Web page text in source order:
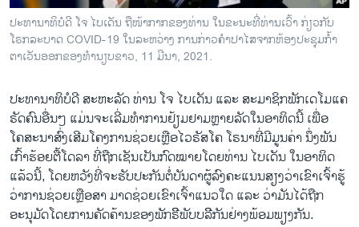
ວີດີໂອ
ສຽງ
ລາຍງານ
ພາສາຕ່າງໆ
ປະທານາທິບໍດີ ໂຈ ໄບເດັນ ຖືໜ້າກາກຂອງທ່ານ ໃນຂະນະທີ່ທ່ານເວົ້າ ກ່ຽວກັບ
ໂຣກລະບາດ COVID-19 ໃນລະຫວ່າງ ການກ່າວຄຳປາໄສຈາກຫ້ອງປະຊຸມກໍ້າ
ຕາເວັນອອກຂອງທຳນຽບຂາວ, 11 ມີນາ, 2021.
ປະທານາທິບໍດີ ສະຫະລັດ ທ່ານ ໂຈ ໄບເດັນ ແລະ ສະມາຊິກພັກເດໂມແຄ
ຣັດຄົນອື່ນໆ ແມ່ນຈະເລີ່ມທຳການຢ້ຽມຢາມຫຼາຍລັດໃນອາທິດນີ້ ເພື່ອ
ໂຄສະນາສົ່ງເສີມໂຄງການຊ່ວຍເຫຼືອໄວຣັສໂຄ ໂຣນາທີ່ມີມູນຄ່າ ນຶ່ງພັນ
ເກົ້າຮ້ອຍຕື້ໂດລາ ທີ່ຖືກເຊັນເປັນກົດໝາຍໂດຍທ່ານ ໄບເດັນ ໃນອາທິດ
ແລ້ວນີ້, ໂດຍຫວັງທີ່ຈະຮັບປະກັນຕໍ່ບັນດາຜູ້ລົງຄະແນນສຽງວ່າເຂົາເຈົ້າຮູ້
ວ່າການຊ່ວຍເຫຼືອສາ ມາດຊ່ວຍເຂົາເຈົ້າແນວໃດ ແລະ ວ່າມັນໄດ້ຖືກ
ອະນຸມັດໂດຍການຄັດຄ້ານຂອງພັກຣີິພັບບລີິກັນຢ່າງພ້ອມພຽງກັນ.